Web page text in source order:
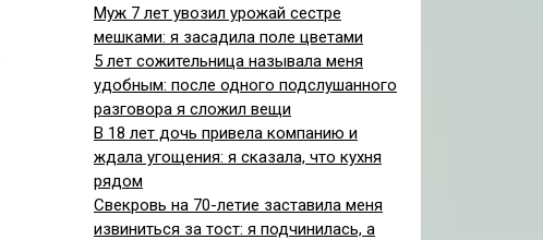
Муж 7 лет увозил урожай сестре
мешками: я засадила поле цветами
5 лет сожительница называла меня
удобным: после одного подслушанного
разговора я сложил вещи
В 18 лет дочь привела компанию и
ждала угощения: я сказала, что кухня
рядом
Свекровь на 70-летие заставила меня
извиниться за тост: я подчинилась, а